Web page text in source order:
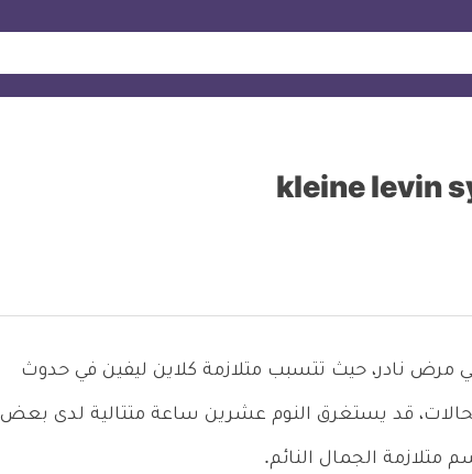
مرض نادر، حيث تتسبب متلازمة كلاين ليفين في حدوث
قد يستغرق النوم عشرين ساعة متتالية لدى بعض
متلازمة الجمال النائم.